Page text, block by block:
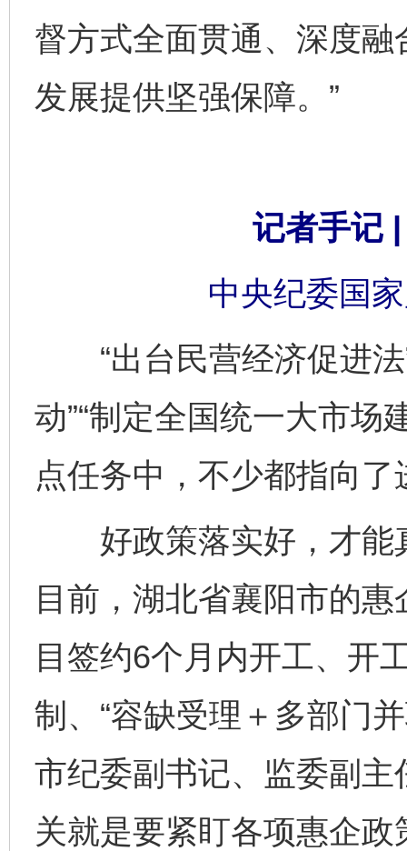
督方式全面贯通、深度
发展提供坚强保障。”
记者手记
中央纪委国
“出台民营经济促进法
动”“制定全国统一大市
点任务中，不少都指向
好政策落实好，才能
目前，湖北省襄阳市的惠
目签约6个月内开工、开
制、“容缺受理＋多部门
市纪委副书记、监委副
关就是要紧盯各项惠企